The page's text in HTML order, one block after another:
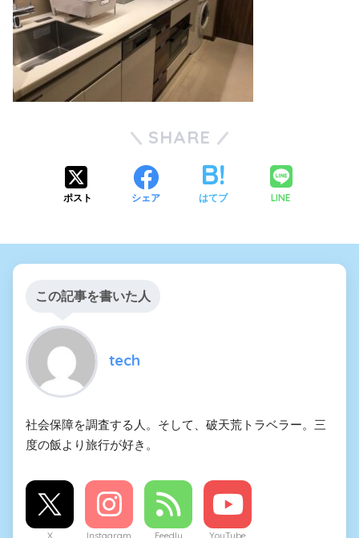
SHARE
ポスト シェア はてブ LINE
この記事を書いた人
tech
社会保障を調査する人。そして、破天荒トラベラー。三
度の飯より旅行が好き。